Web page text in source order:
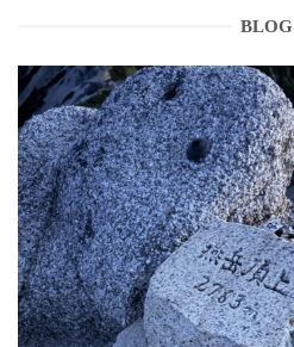
BLOG